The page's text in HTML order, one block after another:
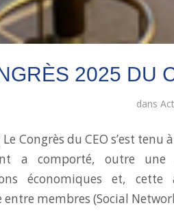
2025 DU
dans
Congrès du CEO s’est
a comporté, outre une
économiques et,
entre membres (Social